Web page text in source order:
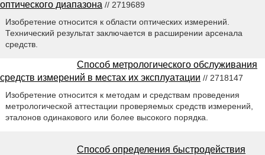
оптического диапазона // 2719689
Изобретение относится к области оптических измерений.
Технический результат заключается в расширении арсенала
средств.
Способ метрологического обслуживания
средств измерений в местах их эксплуатации // 2718147
Изобретение относится к методам и средствам проведения
метрологической аттестации проверяемых средств измерений,
эталонов одинакового или более высокого порядка.
Способ определения быстродействия